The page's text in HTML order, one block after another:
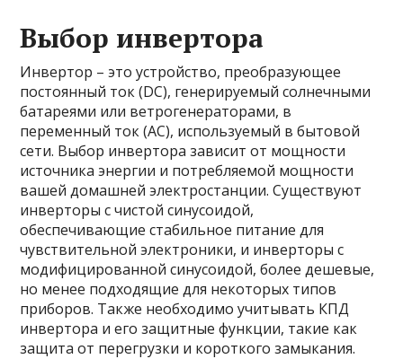
Выбор инвертора
Инвертор – это устройство, преобразующее
постоянный ток (DC), генерируемый солнечными
батареями или ветрогенераторами, в
переменный ток (AC), используемый в бытовой
сети. Выбор инвертора зависит от мощности
источника энергии и потребляемой мощности
вашей домашней электростанции. Существуют
инверторы с чистой синусоидой,
обеспечивающие стабильное питание для
чувствительной электроники, и инверторы с
модифицированной синусоидой, более дешевые,
но менее подходящие для некоторых типов
приборов. Также необходимо учитывать КПД
инвертора и его защитные функции, такие как
защита от перегрузки и короткого замыкания.